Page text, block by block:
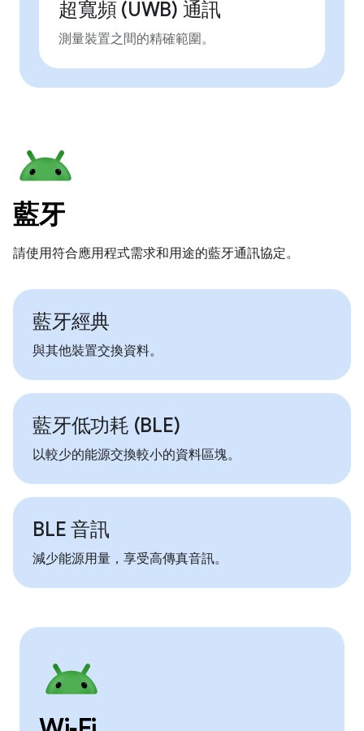
超寬頻 (UWB) 通訊
測量裝置之間的精確範圍。
藍牙
請使用符合應用程式需求和用途的藍牙通訊協定。
藍牙經典
與其他裝置交換資料。
藍牙低功耗 (BLE)
以較少的能源交換較小的資料區塊。
BLE 音訊
減少能源用量，享受高傳真音訊。